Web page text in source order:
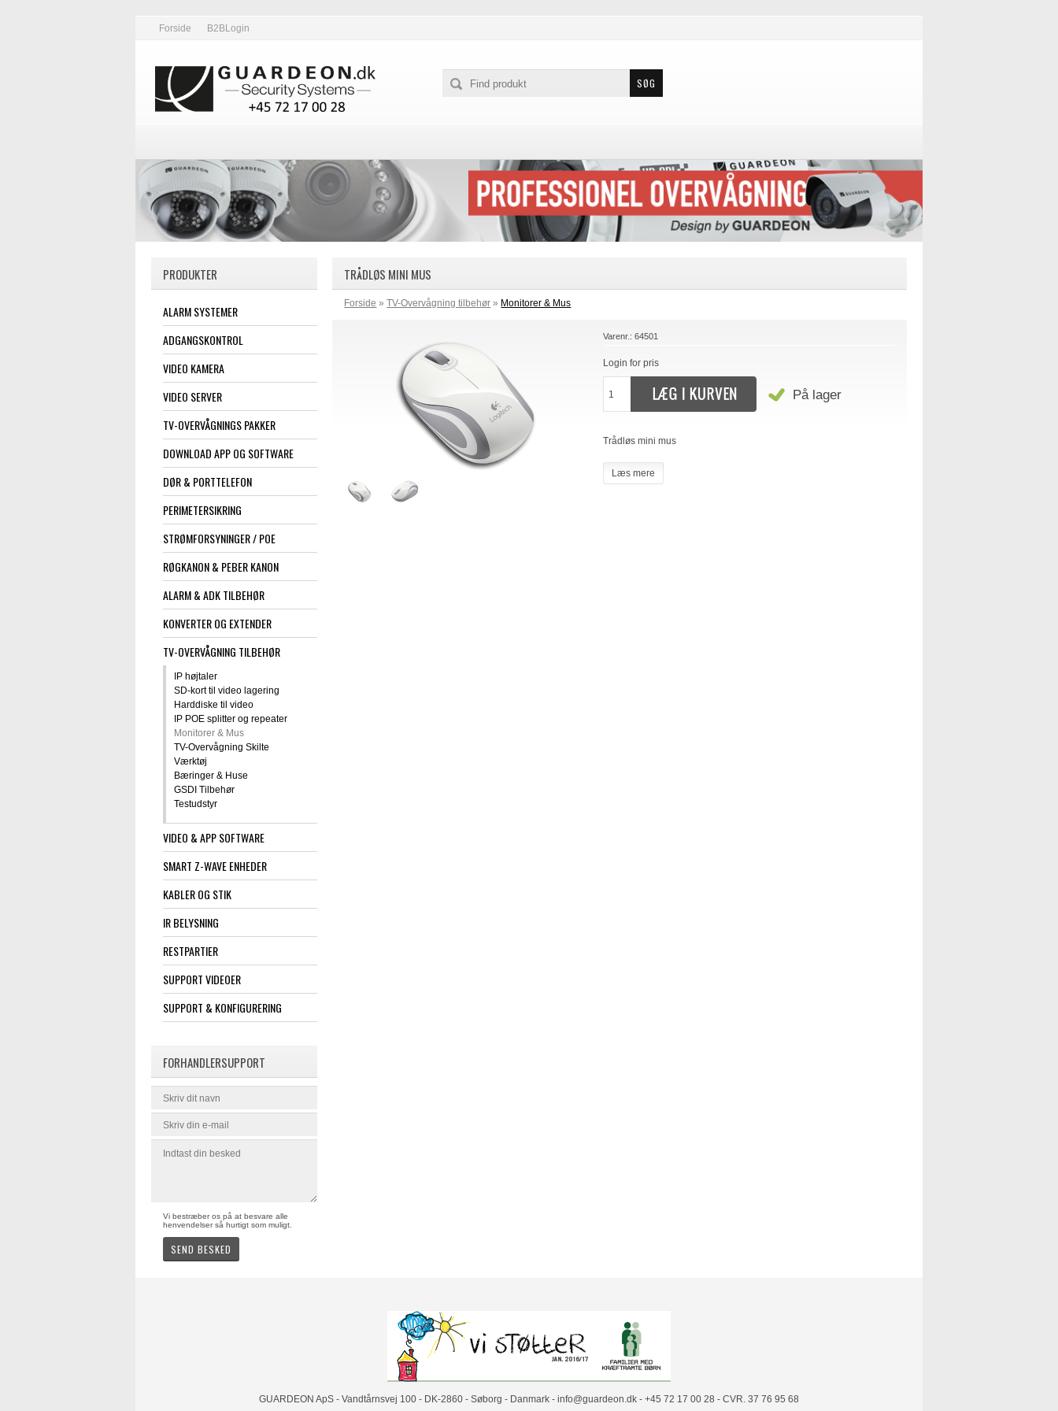
Forside B2BLogin
PRODUKTER
ALARM SYSTEMER
ADGANGSKONTROL
VIDEO KAMERA
VIDEO SERVER
TV-OVERVÅGNINGS PAKKER
DOWNLOAD APP OG SOFTWARE
DØR & PORTTELEFON
PERIMETERSIKRING
STRØMFORSYNINGER / POE
RØGKANON & PEBER KANON
ALARM & ADK TILBEHØR
KONVERTER OG EXTENDER
TV-OVERVÅGNING TILBEHØR
IP højtaler
SD-kort til video lagering
Harddiske til video
IP POE splitter og repeater
Monitorer & Mus
TV-Overvågning Skilte
Værktøj
Bæringer & Huse
GSDI Tilbehør
Testudstyr
VIDEO & APP SOFTWARE
SMART Z-WAVE ENHEDER
KABLER OG STIK
IR BELYSNING
RESTPARTIER
SUPPORT VIDEOER
SUPPORT & KONFIGURERING
FORHANDLERSUPPORT
Vi bestræber os på at besvare alle
henvendelser så hurtigt som muligt.
TRÅDLØS MINI MUS
Forside »TV-Overvågning tilbehør » Monitorer & Mus
Varenr.:64501
Login for pris
På lager
Trådløs mini mus
Læs mere
GUARDEON ApS - Vandtårnsvej 100 - DK-2860 - Søborg - Danmark - info@guardeon.dk - +45 72 17 00 28 - CVR. 37 76 95 68